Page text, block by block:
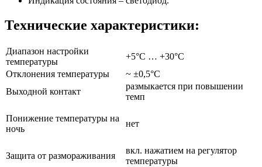
Технические характеристики:
Диапазон настройки
температуры
+5°C … +30°C
Отклонения температуры
~ ±0,5°C
Выходной контакт
размыкается при повышении
темп
Понижение температуры на
ночь
нет
Защита от размораживания
вкл. нажатием на регулятор
температуры